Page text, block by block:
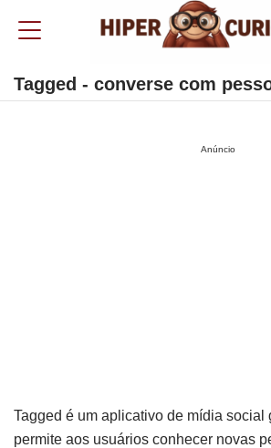
Tagged - converse com
Anúncio
Tagged é um aplicativo de mídia social
permite aos usuários conhecer novas